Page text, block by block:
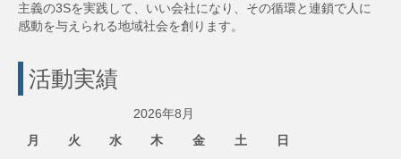
主義の3Sを実践して、いい会社になり、その循環と連鎖で人に
感動を与えられる地域社会を創ります。
活動実績
2026年8月
月
火 水 木 金 土 日